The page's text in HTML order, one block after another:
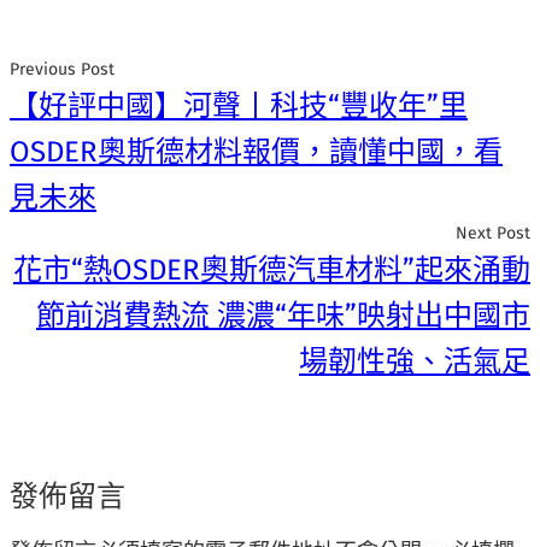
Previous Post
【好評中國】河聲丨科技“豐收年”里
OSDER奧斯德材料報價，讀懂中國，看
見未來
Next Post
花市“熱OSDER奧斯德汽車材料”起來涌動
節前消費熱流 濃濃“年味”映射出中國市
場韌性強、活氣足
發佈留言